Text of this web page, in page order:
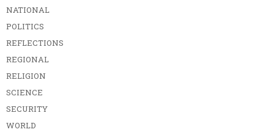
NATIONAL
POLITICS
REFLECTIONS
REGIONAL
RELIGION
SCIENCE
SECURITY
WORLD